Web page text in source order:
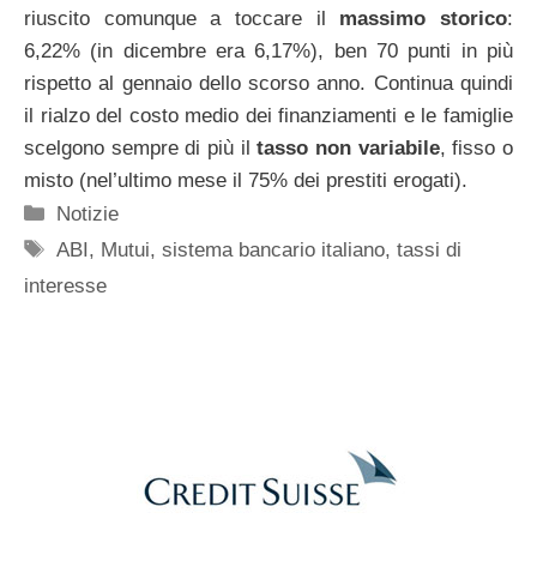
riuscito comunque a toccare il massimo storico:
6,22% (in dicembre era 6,17%), ben 70 punti in più
rispetto al gennaio dello scorso anno. Continua quindi
il rialzo del costo medio dei finanziamenti e le famiglie
scelgono sempre di più iltasso non variabile, fisso o
misto (nel’ultimo mese il 75% dei prestiti erogati).
Categorie
Notizie
Tag
ABI, Mutui,sistema bancario italiano,tassi di
interesse